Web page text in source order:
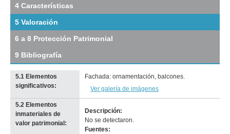
de
Mayo
(VM
Descargar
tamaño
original
4 Características
5 Valoración
6 a 8 Protección Patrimonial
9 Bibliografía
5.1 Elementos
significativos:
Fachada: ornamentación, balcones.
Ver galería de imágenes
5.2 Elementos
inmateriales de
valor patrimonial:
Descripción:
No se detectaron.
Fuentes: